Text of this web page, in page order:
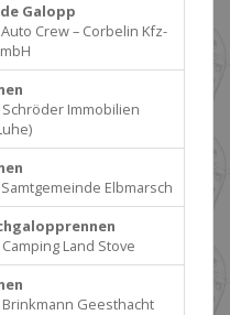
Galopp
Crew – Corbelin Kfz-
Immobilien
Elbmarsch
Land Stove
Geesthacht